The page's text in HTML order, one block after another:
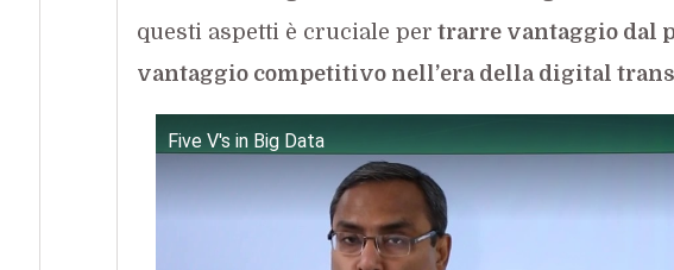
questi aspetti è cruciale per trarre vantaggio dal
vantaggio competitivo nell’era della digital
Five V's in Big Data